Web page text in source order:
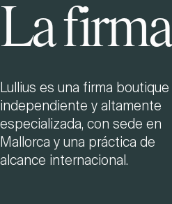
La firma
Lullius es una firma boutique
independiente y altamente
especializada, con sede en
Mallorca y una práctica de
alcance internacional.